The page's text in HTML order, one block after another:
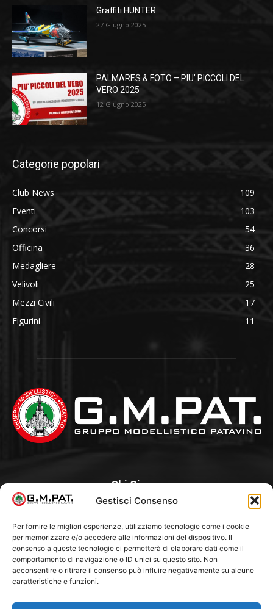
Gestisci Consenso
Per fornire le migliori esperienze, utilizziamo tecnologie come i cookie
per memorizzare e/o accedere alle informazioni del dispositivo. Il
consenso a queste tecnologie ci permetterà di elaborare dati come il
comportamento di navigazione o ID unici su questo sito. Non
acconsentire o ritirare il consenso può influire negativamente su alcune
caratteristiche e funzioni.
Graffiti HUNTER
27 Giugno 2025
PALMARES & FOTO – PIU’ PICCOLI DEL
VERO 2025
12 Giugno 2025
Categorie popolari
Club News
109
Eventi
103
Concorsi
54
Officina
36
Medagliere
28
Velivoli
25
Mezzi Civili
17
Figurini
11
Chi Siamo
l’intento di creare a Padova un punto di aggregazione e di
riferimento per l’hobby del modellismo statico. Tra i Soci
“fondatori” ci sono Franco Callegari e Gianni Besenzon.
Seguici Su